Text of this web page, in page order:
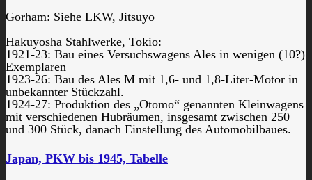
Gorham: Siehe LKW, Jitsuyo
Hakuyosha Stahlwerke, Tokio:
1921-23: Bau eines Versuchswagens Ales in wenigen (10?)
Exemplaren
1923-26: Bau des Ales M mit 1,6- und 1,8-Liter-Motor in
unbekannter Stückzahl.
1924-27: Produktion des „Otomo“ genannten Kleinwagens
mit verschiedenen Hubräumen, insgesamt zwischen 250
und 300 Stück, danach Einstellung des Automobilbaues.
Japan, PKW bis 1945, Tabelle